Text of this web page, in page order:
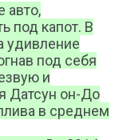
авто,
под капот. В
удивление
под себя
и
Датсун он-До
в среднем